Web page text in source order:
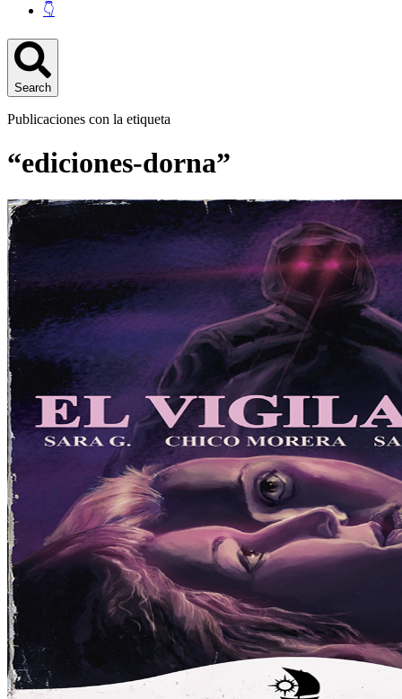
👇
Search
Publicaciones con la etiqueta
“ediciones-dorna”